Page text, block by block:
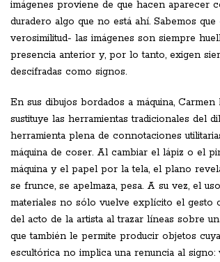
imágenes proviene de que hacen aparecer
duradero algo que no está ahí. Sabemos
verosimilitud- las imágenes son siempre
presencia anterior y, por lo tanto, exigen
descifradas como signos.
En sus dibujos bordados a máquina, Carmen
sustituye las herramientas tradicionales del
herramienta plena de connotaciones
máquina de coser. Al cambiar el lápiz o el
máquina y el papel por la tela, el plano
se frunce, se apelmaza, pesa. A su vez, el
materiales no sólo vuelve explícito el gesto
del acto de la artista al trazar líneas sobre
que también le permite producir objetos
escultórica no implica una renuncia al signo: